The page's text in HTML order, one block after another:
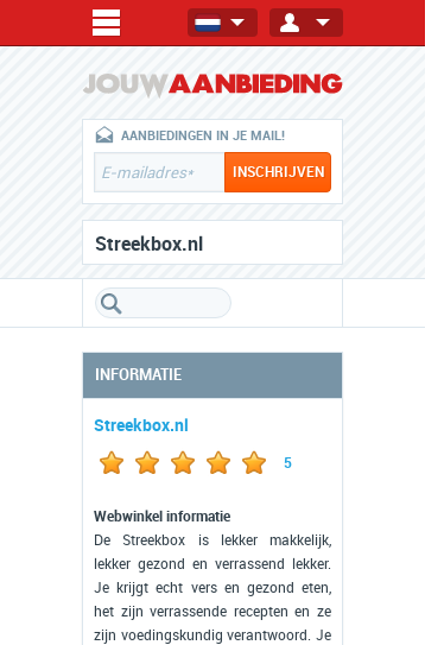
AANBIEDINGEN IN JE MAIL!
Streekbox.nl
INFORMATIE
Streekbox.nl
5
Webwinkel informatie
De Streekbox is lekker makkelijk,
lekker gezond en verrassend lekker.
Je krijgt echt vers en gezond eten,
het zijn verrassende recepten en ze
zijn voedingskundig verantwoord. Je